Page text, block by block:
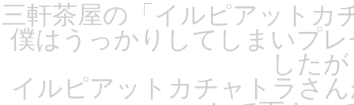
三軒茶屋の「イルピアットカ
僕はうっかりしてしまいプ
した
イルピアットカチャトラさ